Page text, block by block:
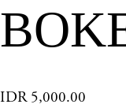
IDR 5,000.00